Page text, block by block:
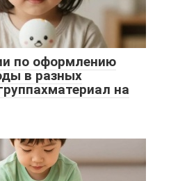
по оформлению
в разных
на